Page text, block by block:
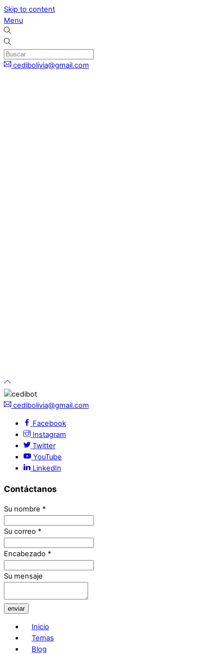
Skip to content
Menu
cedibolivia@gmail.com
cedibolivia@gmail.com
Facebook
Instagram
Twitter
YouTube
LinkedIn
Contáctanos
Su nombre *
Su correo *
Encabezado *
Su mensaje
enviar
Inicio
Temas
Blog